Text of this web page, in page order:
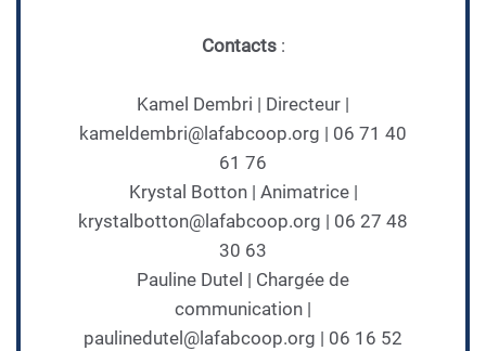
Contacts:
Kamel Dembri | Directeur |
kameldembri@lafabcoop.org | 06 71 40
61 76
Krystal Botton | Animatrice |
krystalbotton@lafabcoop.org | 06 27 48
30 63
Pauline Dutel | Chargée de
communication |
paulinedutel@lafabcoop.org | 06 16 52